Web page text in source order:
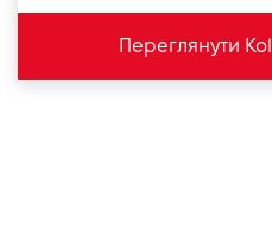
Переглянути